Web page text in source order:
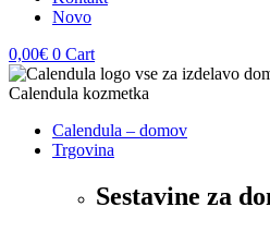
Novo
0,00€ 0 Cart
Calendula – domov
Trgovina
Sestavine za